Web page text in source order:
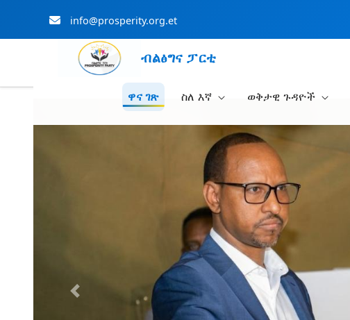
info@prosperity.org.et
ብልፅግና ፓርቲ
ዋና ገጽ ስለ እኛ ወቅታዊ ጉዳዮች
Previous